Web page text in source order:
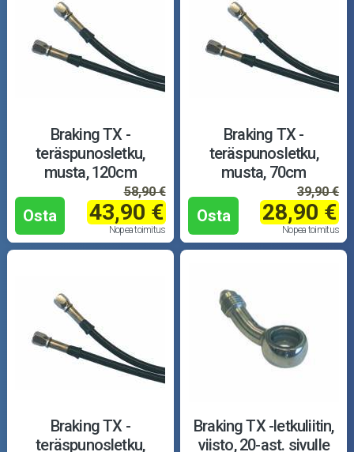
Braking TX -
teräspunosletku,
musta, 120cm
Osta
58,90 €
43,90 €
Nopea toimitus
Braking TX -
teräspunosletku,
musta, 70cm
Osta
39,90 €
28,90 €
Nopea toimitus
Braking TX -
teräspunosletku,
Braking TX -letkuliitin,
viisto, 20-ast. sivulle